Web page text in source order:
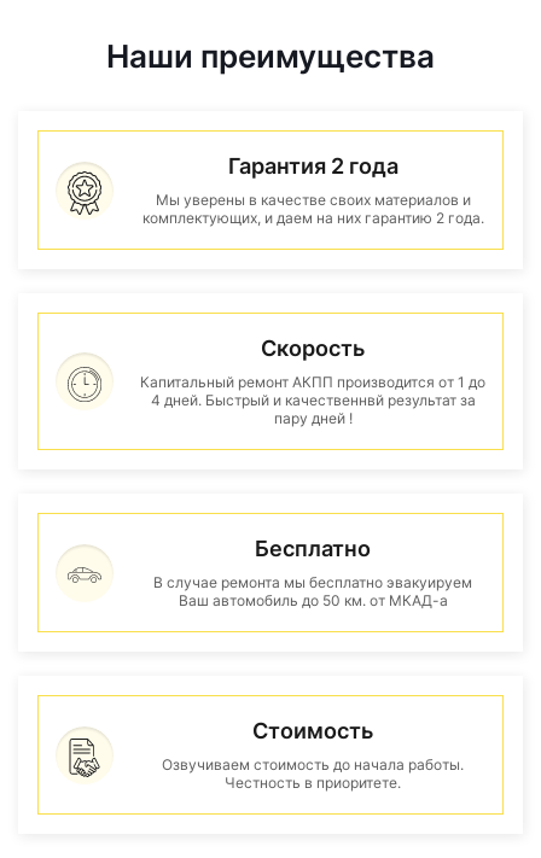
Наши преимущества
Гарантия 2 года
Мы уверены в качестве своих материалов и
комплектующих, и даем на них гарантию 2 года.
Скорость
Капитальный ремонт АКПП производится от 1 до
4 дней. Быстрый и качественнвй результат за
пару дней !
Бесплатно
В случае ремонта мы бесплатно эвакуируем
Ваш автомобиль до 50 км. от МКАД-а
Стоимость
Озвучиваем стоимость до начала работы.
Честность в приоритете.